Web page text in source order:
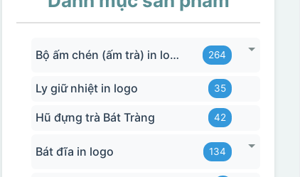
Bộ ấm chén (ấm trà) in logo 264
Ly giữ nhiệt in logo 35
Hũ đựng trà Bát Tràng 42
Bát đĩa in logo 134